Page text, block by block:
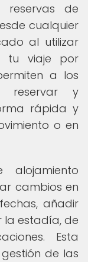
de
cualquier
al utilizar
tu viaje por
a los
reservar y
rápida y
o en
cambios en
añadir
la estadía, de
Esta
de las